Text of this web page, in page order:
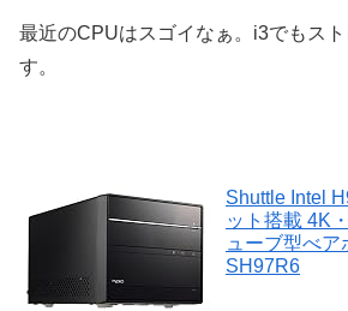
最近のCPUはスゴイなぁ。i3でもス
す。
Shuttle Intel
ット搭載 4K
ューブ型べア
SH97R6